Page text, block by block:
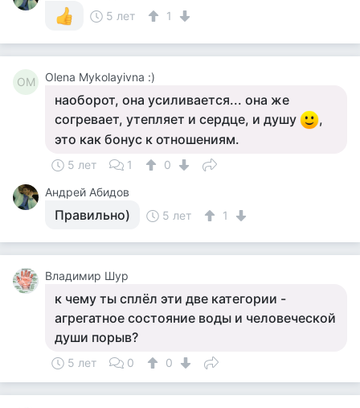
5 лет
1
OM Olena Mykolayivna :)
наоборот, она усиливается... она же
согревает, утепляет и сердце, и душу
,
это как бонус к отношениям.
5 лет 1
0
Андрей Абидов
Правильно) 5 лет 1
Владимир Шур
к чему ты сплёл эти две категории -
агрегатное состояние воды и человеческой
души порыв?
5 лет 0 0